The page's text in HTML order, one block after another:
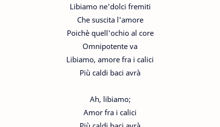
Libiamo ne'dolci fremiti
Che suscita l'amore
Poichè quell'ochio al core
Omnipotente va
Libiamo, amore fra i calici
Più caldi baci avrà
Ah, libiamo;
Amor fra i calici